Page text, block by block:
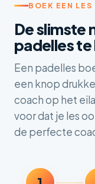
BOEK EEN LES
De slimste
padelles
Een padelles
een knop
coach op het
voor dat je les
de perfecte